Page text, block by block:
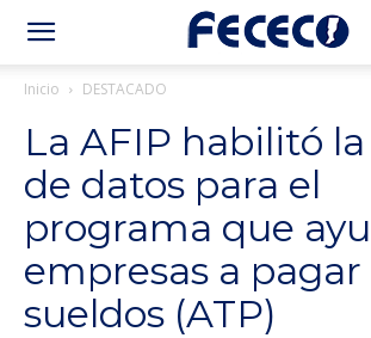
Inicio DESTACADO
La AFIP habilitó
de datos para el
programa que
empresas a pagar
sueldos (ATP)